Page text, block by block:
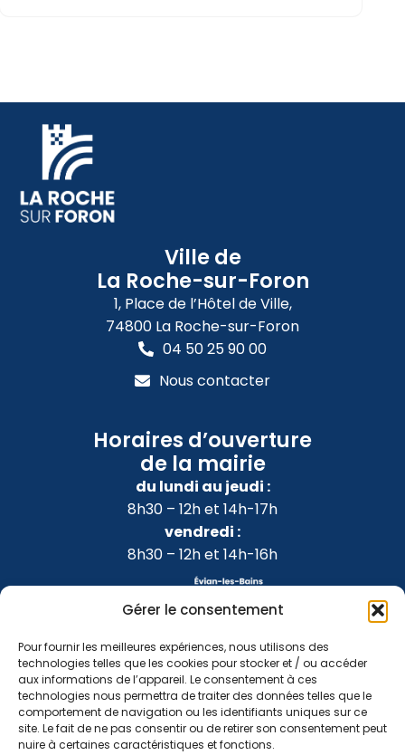
Gérer le consentement
Pour fournir les meilleures expériences, nous utilisons des
technologies telles que les cookies pour stocker et / ou accéder
aux informations de l’appareil. Le consentement à ces
technologies nous permettra de traiter des données telles que le
comportement de navigation ou les identifiants uniques sur ce
site. Le fait de ne pas consentir ou de retirer son consentement peut
nuire à certaines caractéristiques et fonctions.
Ville de
La Roche-sur-Foron
1, Place de l’Hôtel de Ville,
74800 La Roche-sur-Foron
04 50 25 90 00
Nous contacter
Horaires d’ouverture
de la mairie
du lundi au jeudi :
8h30 – 12h et 14h-17h
vendredi :
8h30 – 12h et 14h-16h